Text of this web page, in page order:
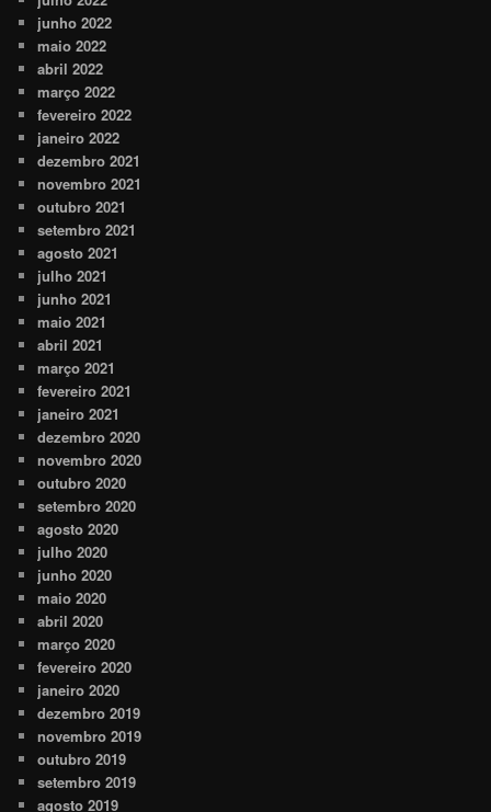
junho 2022
maio 2022
abril 2022
março 2022
fevereiro 2022
janeiro 2022
dezembro 2021
novembro 2021
outubro 2021
setembro 2021
agosto 2021
julho 2021
junho 2021
maio 2021
abril 2021
março 2021
fevereiro 2021
janeiro 2021
dezembro 2020
novembro 2020
outubro 2020
setembro 2020
agosto 2020
julho 2020
junho 2020
maio 2020
abril 2020
março 2020
fevereiro 2020
janeiro 2020
dezembro 2019
novembro 2019
outubro 2019
setembro 2019
agosto 2019